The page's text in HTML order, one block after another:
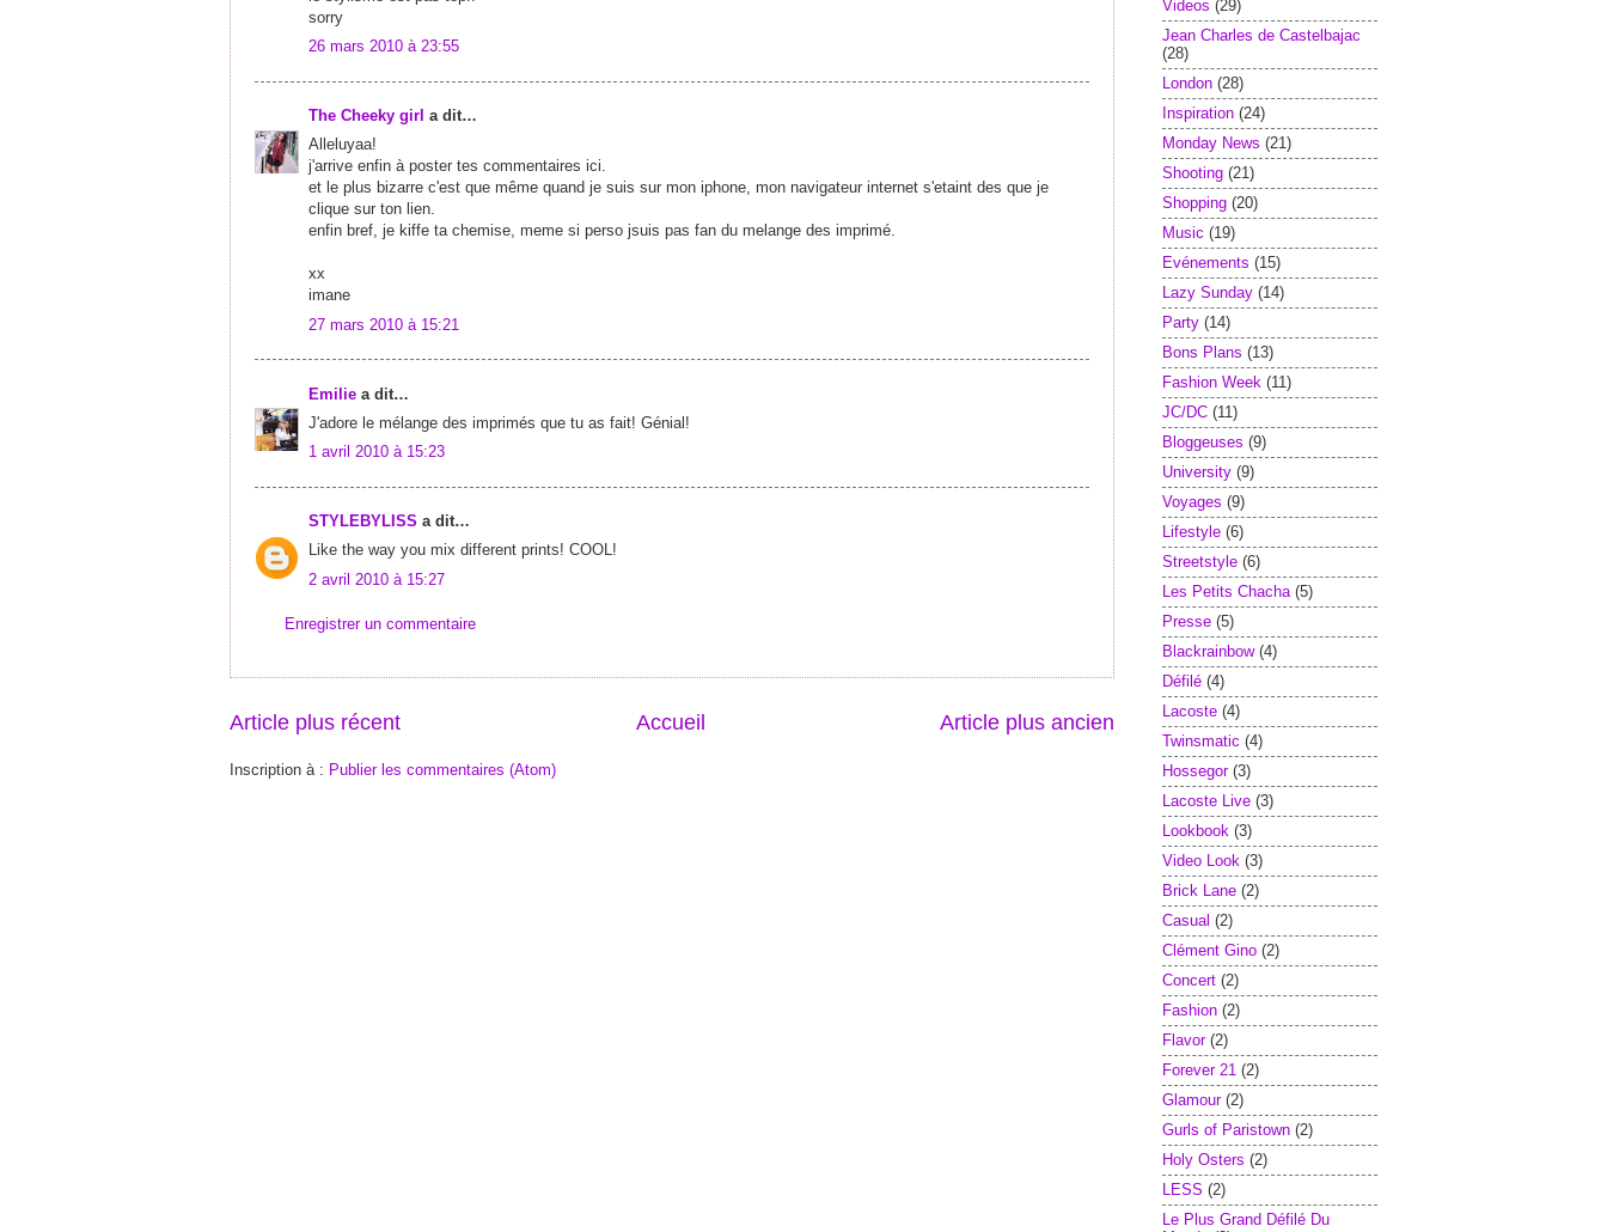
sorry
26 mars 2010 à 23:55
The Cheeky girl a dit…
Alleluyaa!
j'arrive enfin à poster tes commentaires ici.
et le plus bizarre c'est que même quand je suis sur mon iphone, mon navigateur internet s'etaint des que je
clique sur ton lien.
enfin bref, je kiffe ta chemise, meme si perso jsuis pas fan du melange des imprimé.
xx
imane
27 mars 2010 à 15:21
Emilie a dit…
J'adore le mélange des imprimés que tu as fait! Génial!
1 avril 2010 à 15:23
STYLEBYLISS a dit…
Like the way you mix different prints! COOL!
2 avril 2010 à 15:27
Enregistrer un commentaire
Article plus récent Article plus ancien
Accueil
Inscription à : Publier les commentaires (Atom)
Videos (29)
Jean Charles de Castelbajac
(28)
London (28)
Inspiration (24)
Monday News (21)
Shooting (21)
Shopping (20)
Music (19)
Evénements (15)
Lazy Sunday (14)
Party (14)
Bons Plans (13)
Fashion Week (11)
JC/DC (11)
Bloggeuses (9)
University (9)
Voyages (9)
Lifestyle (6)
Streetstyle (6)
Les Petits Chacha (5)
Presse (5)
Blackrainbow (4)
Défilé (4)
Lacoste (4)
Twinsmatic (4)
Hossegor (3)
Lacoste Live (3)
Lookbook (3)
Video Look (3)
Brick Lane (2)
Casual (2)
Clément Gino (2)
Concert (2)
Fashion (2)
Flavor (2)
Forever 21 (2)
Glamour (2)
Gurls of Paristown (2)
Holy Osters (2)
LESS (2)
Le Plus Grand Défilé Du